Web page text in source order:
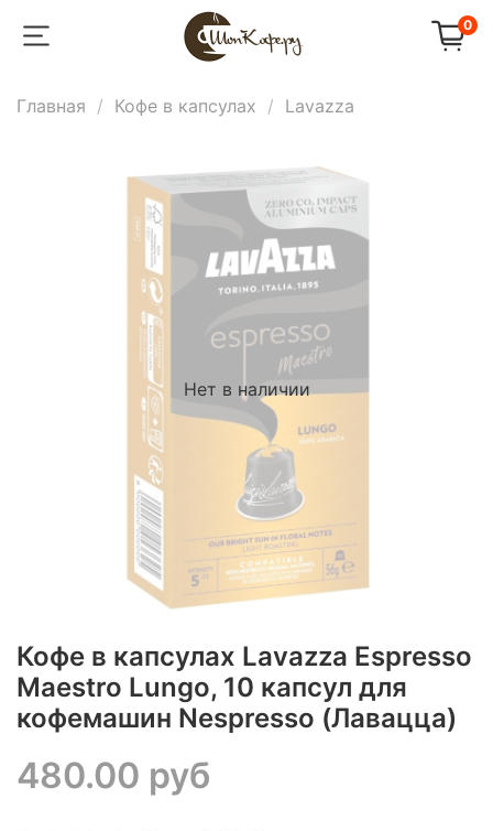
0
Главная Кофе в капсулах Lavazza
Нет в наличии
Кофе в капсулах Lavazza Espresso
Maestro Lungo, 10 капсул для
кофемашин Nespresso (Лавацца)
480.00 руб